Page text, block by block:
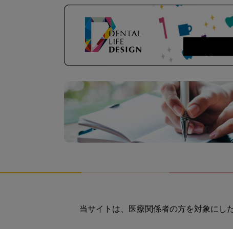
当サイトは、医療関係者の方を対象にし